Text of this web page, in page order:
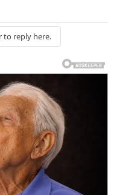
to reply here.